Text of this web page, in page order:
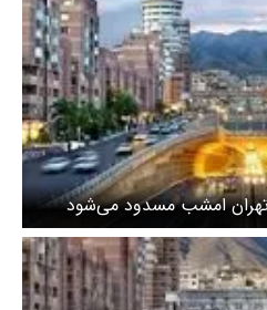
امشب مسدود می‌شود